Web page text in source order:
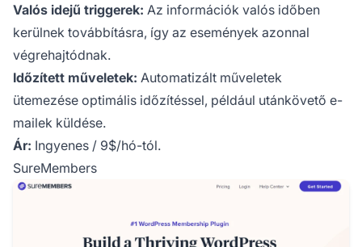
Valós idejű triggerek: Az információk valós időben
kerülnek továbbításra, így az események azonnal
végrehajtódnak.
Időzített műveletek: Automatizált műveletek
ütemezése optimális időzítéssel, például utánkövető e-
mailek küldése.
Ár: Ingyenes / 9$/hó-tól.
SureMembers